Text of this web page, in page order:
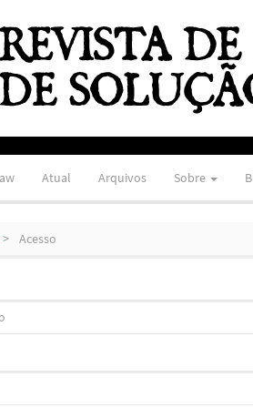
Atual Arquivos Sobre
Acesso